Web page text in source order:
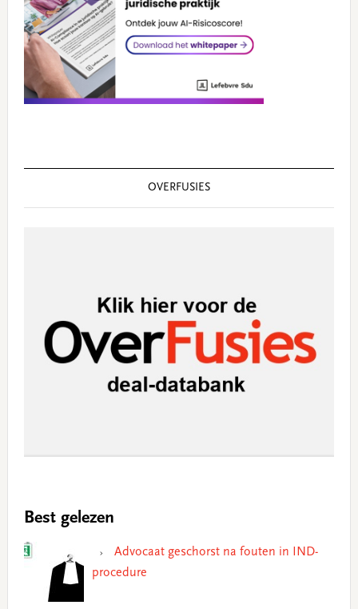
OVERFUSIES
Best gelezen
Advocaat geschorst na fouten in IND-
procedure